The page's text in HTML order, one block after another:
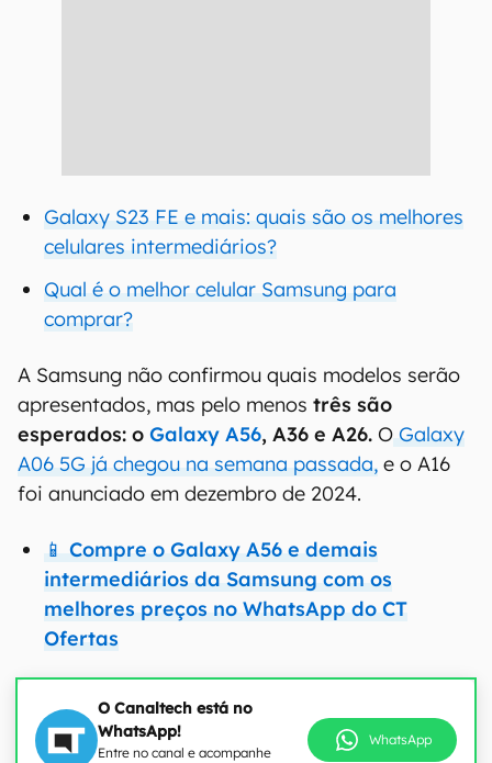
Galaxy S23 FE e mais: quais são os melhores
celulares intermediários?
Qual é o melhor celular Samsung para
comprar?
A Samsung não confirmou quais modelos serão
apresentados, mas pelo menos três são
esperados: o Galaxy A56, A36 e A26. O Galaxy
A06 5G já chegou na semana passada, e o A16
foi anunciado em dezembro de 2024.
📱 Compre o Galaxy A56 e demais
intermediários da Samsung com os
melhores preços no WhatsApp do CT
Ofertas
O Canaltech está no
WhatsApp!
Entre no canal e acompanhe
WhatsApp